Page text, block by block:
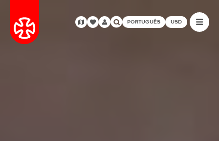
PORTUGUÊS USD